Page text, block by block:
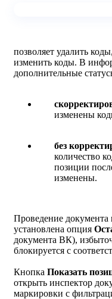
позволяет удалить
изменить коды. В
дополнительные
изменены
без
количество
позиции
изменены.
Проведение документа
установлена опция
документа ВК),
блокируется с
Кнопка Показать
открыть инспектор
маркировки с